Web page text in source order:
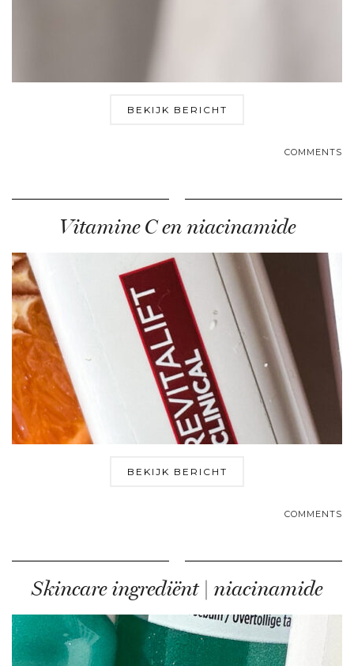
BEKIJK BERICHT
COMMENTS
Vitamine C en niacinamide
BEKIJK BERICHT
COMMENTS
Skincare ingrediënt | niacinamide